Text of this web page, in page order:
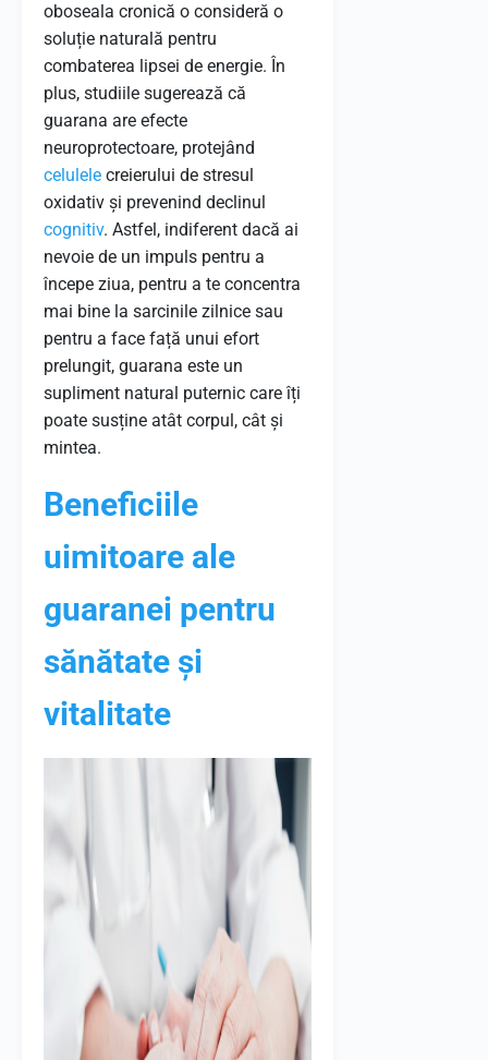
oboseala cronică o consideră o
soluție naturală pentru
combaterea lipsei de energie. În
plus, studiile sugerează că
guarana are efecte
neuroprotectoare, protejând
celulele creierului de stresul
oxidativ și prevenind declinul
cognitiv. Astfel, indiferent dacă ai
nevoie de un impuls pentru a
începe ziua, pentru a te concentra
mai bine la sarcinile zilnice sau
pentru a face față unui efort
prelungit, guarana este un
supliment natural puternic care îți
poate susține atât corpul, cât și
mintea.
Beneficiile
uimitoare ale
guaranei pentru
sănătate și
vitalitate